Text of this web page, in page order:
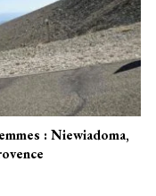
: Niewiadoma,